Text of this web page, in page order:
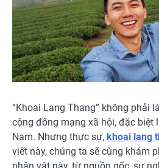
“Khoai Lang Thang” không phải
cộng đồng mạng xã hội, đặc biệt
Nam. Nhưng thực sự, khoai lang
viết này, chúng ta sẽ cùng khám